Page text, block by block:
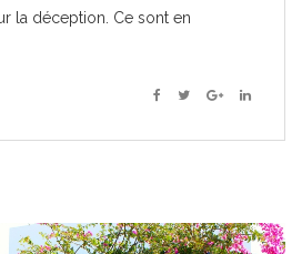
la déception. Ce sont en
Facebook
TwitterGoogle+Linkedin